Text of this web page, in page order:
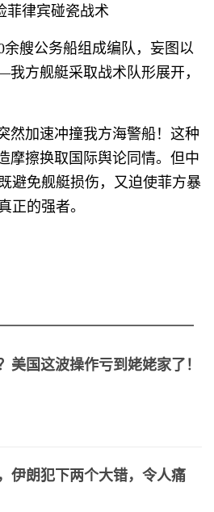
菲律宾碰瓷战术
艘公务船组成编队，妄图以
方舰艇采取战术队形展开，
然加速冲撞我方海警船！这种
摩擦换取国际舆论同情。但中
避免舰艇损伤，又迫使菲方暴
正的强者。
美国这波操作亏到姥姥家了！
伊朗犯下两个大错，令人痛